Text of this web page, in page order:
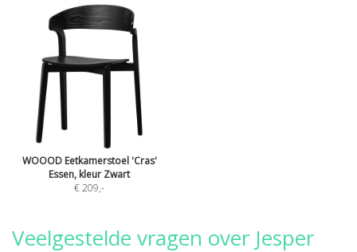
WOOOD Eetkamerstoel 'Cras'
Essen, kleur Zwart
€ 209,-
Veelgestelde vragen over Jesper